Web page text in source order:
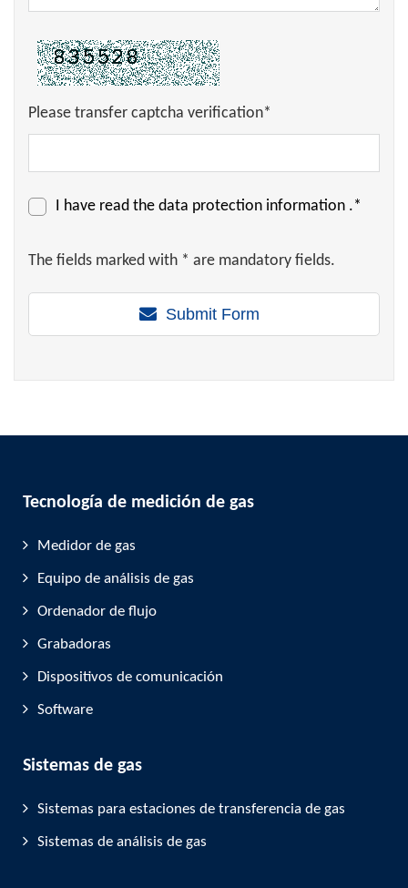
Please transfer captcha verification*
I have read the data protection information .*
The fields marked with * are mandatory fields.
Submit Form
Tecnología de medición de gas
Medidor de gas
Equipo de análisis de gas
Ordenador de flujo
Grabadoras
Dispositivos de comunicación
Software
Sistemas de gas
Sistemas para estaciones de transferencia de gas
Sistemas de análisis de gas